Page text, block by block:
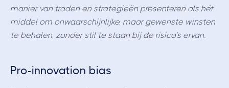
manier van traden en strategieën presenteren als hét
middel om onwaarschijnlijke, maar gewenste winsten
te behalen, zonder stil te staan bij de risico’s ervan.
Pro-innovation bias